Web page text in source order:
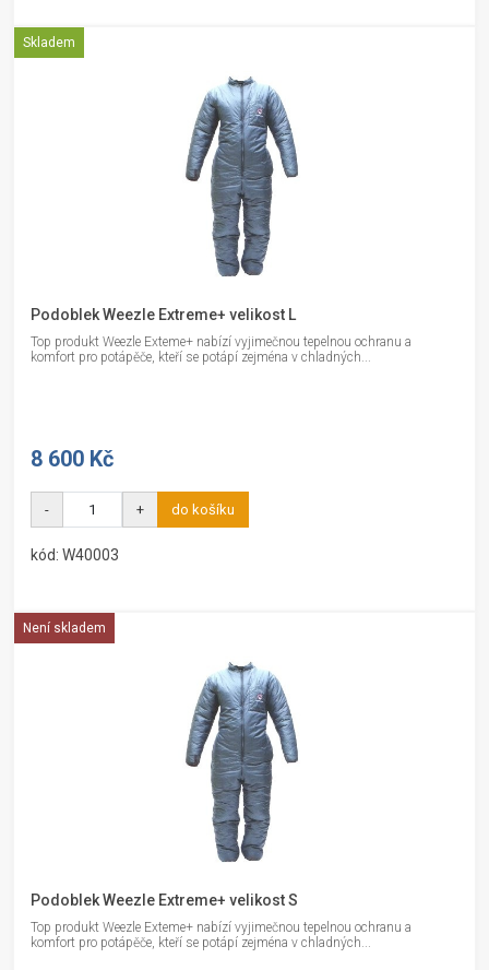
Skladem
Podoblek Weezle Extreme+ velikost L
Top produkt Weezle Exteme+ nabízí vyjimečnou tepelnou ochranu a
komfort pro potápěče, kteří se potápí zejména v chladných...
8 600 Kč
- + do košíku
kód: W40003
Není skladem
Podoblek Weezle Extreme+ velikost S
Top produkt Weezle Exteme+ nabízí vyjimečnou tepelnou ochranu a
komfort pro potápěče, kteří se potápí zejména v chladných...